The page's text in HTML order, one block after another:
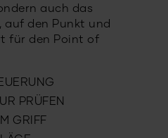
auch das
auf den Punkt und
für den Point of
PRÜFEN
GRIFF